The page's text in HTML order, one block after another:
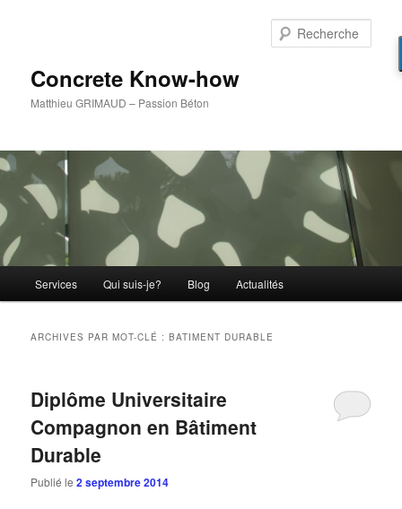
Concrete Know-how
Matthieu GRIMAUD – Passion Béton
principal
Services Qui suis-je? Blog Actualités
ARCHIVES PAR MOT-CLÉ :BATIMENT DURABLE
Diplôme Universitaire
Compagnon en Bâtiment
Durable
Publié le2 septembre 2014